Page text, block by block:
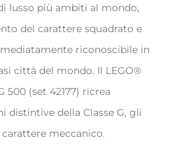
lusso più ambiti al mondo,
del carattere squadrato e
riconoscibile in
città del mondo. Il LEGO®
500 (set 42177) ricrea
distintive della Classe G, gli
meccanico.